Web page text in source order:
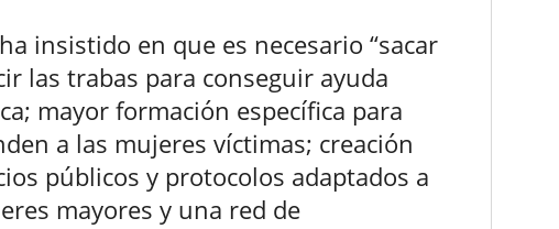
insistido en que es necesario “sacar
las trabas para conseguir ayuda
mayor formación específica para
a las mujeres víctimas; creación
públicos y protocolos adaptados a
mayores y una red de